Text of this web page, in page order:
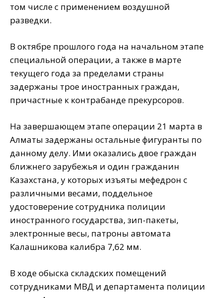
том числе с применением воздушной
разведки.
В октябре прошлого года на начальном этапе
специальной операции, а также в марте
текущего года за пределами страны
задержаны трое иностранных граждан,
причастные к контрабанде прекурсоров.
На завершающем этапе операции 21 марта в
Алматы задержаны остальные фигуранты по
данному делу. Ими оказались двое граждан
ближнего зарубежья и один гражданин
Казахстана, у которых изъяты мефедрон с
различными весами, поддельное
удостоверение сотрудника полиции
иностранного государства, зип-пакеты,
электронные весы, патроны автомата
Калашникова калибра 7,62 мм.
В ходе обыска складских помещений
сотрудниками МВД и департамента полиции